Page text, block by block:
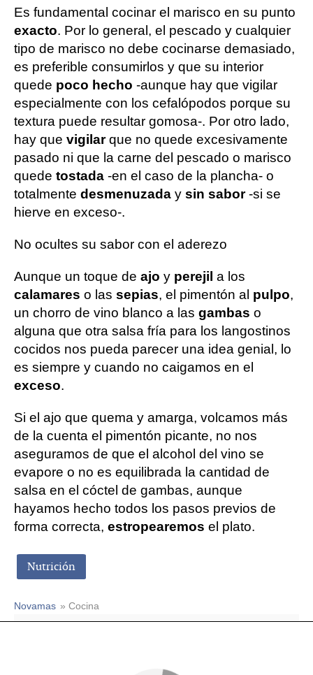
Es fundamental cocinar el marisco en su punto
exacto. Por lo general, el pescado y cualquier
tipo de marisco no debe cocinarse demasiado,
es preferible consumirlos y que su interior
quede poco hecho -aunque hay que vigilar
especialmente con los cefalópodos porque su
textura puede resultar gomosa-. Por otro lado,
hay que vigilarque no quede excesivamente
pasado ni que la carne del pescado o marisco
quede tostada -en el caso de la plancha- o
totalmente desmenuzada y sin sabor-si se
hierve en exceso-.
No ocultes su sabor con el aderezo
Aunque un toque de ajo y perejil a los
calamares o las sepias, el pimentón al pulpo,
un chorro de vino blanco a las gambas o
alguna que otra salsa fría para los langostinos
cocidos nos pueda parecer una idea genial, lo
es siempre y cuando no caigamos en el
exceso.
Si el ajo que quema y amarga, volcamos más
de la cuenta el pimentón picante, no nos
aseguramos de que el alcohol del vino se
evapore o no es equilibrada la cantidad de
salsa en el cóctel de gambas, aunque
hayamos hecho todos los pasos previos de
forma correcta, estropearemos el plato.
Nutrición
Novamas » Cocina